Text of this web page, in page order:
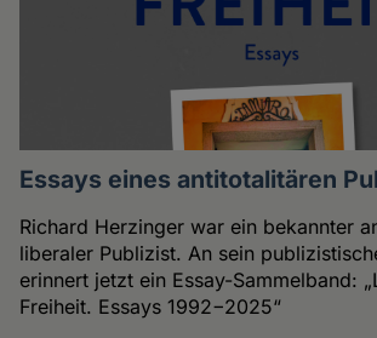
Essays eines antitotalitären
Richard Herzinger war ein bekannter
liberaler Publizist. An sein
erinnert jetzt ein Essay-Sammelband:
Freiheit. Essays 1992−2025“